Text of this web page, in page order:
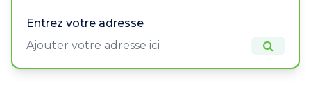
Entrez votre adresse